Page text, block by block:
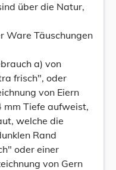
über die Natur,
Ware Täuschungen
a) von
frisch", oder
von Eiern
mm Tiefe aufweist,
welche die
Rand
oder einer
von Gern